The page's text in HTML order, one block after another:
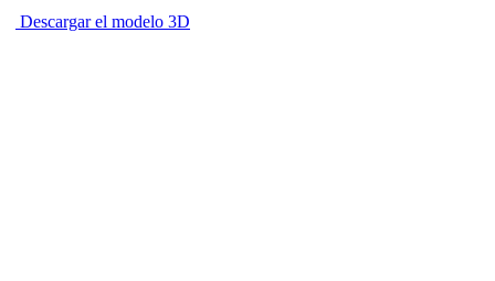
Descargar el modelo 3D